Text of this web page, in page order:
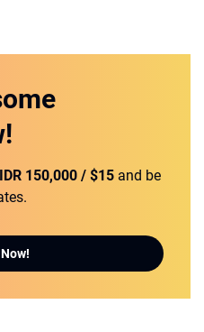
IDR 150,000 / $15 and be